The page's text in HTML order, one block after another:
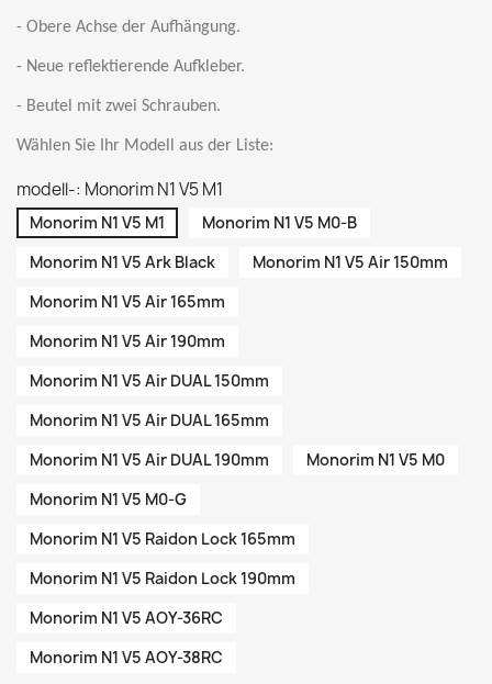
- Obere Achse der Aufhängung.
- Neue reflektierende Aufkleber.
- Beutel mit zwei Schrauben.
Wählen Sie Ihr Modell aus der Liste:
modell-: Monorim N1 V5 M1
Monorim N1 V5 M1
Monorim N1 V5 M0-B
Monorim N1 V5 Ark Black
Monorim N1 V5 Air 150mm
Monorim N1 V5 Air 165mm
Monorim N1 V5 Air 190mm
Monorim N1 V5 Air DUAL 150mm
Monorim N1 V5 Air DUAL 165mm
Monorim N1 V5 Air DUAL 190mm
Monorim N1 V5 M0
Monorim N1 V5 M0-G
Monorim N1 V5 Raidon Lock 165mm
Monorim N1 V5 Raidon Lock 190mm
Monorim N1 V5 AOY-36RC
Monorim N1 V5 AOY-38RC